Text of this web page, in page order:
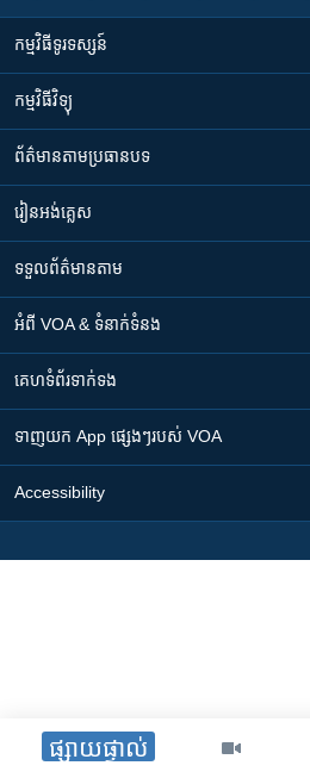
ផ្សាយផ្ទាល់
កម្មវិធី​ទូរទស្សន៍
កម្មវិធី​វិទ្យុ
ព័ត៌មាន​តាមប្រធានបទ​
រៀន​​អង់គ្លេស
ទទួល​ព័ត៌មាន​តាម
អំពី​ VOA & ទំនាក់ទំនង
គេហទំព័រ​​ទាក់ទង
ទាញយក​ App ផ្សេងៗ​របស់​ VOA
Accessibility